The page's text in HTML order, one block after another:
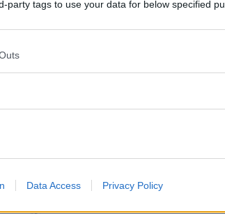
party tags to use your data for below specified
Data Access Privacy Policy